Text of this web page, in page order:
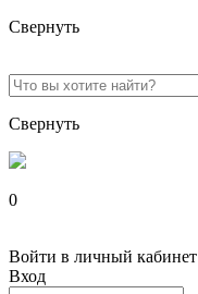
Свернуть
Свернуть
0
Войти в личный кабинет
Вход